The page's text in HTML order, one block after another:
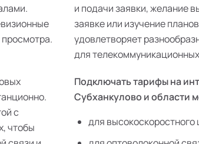
с
чтобы
и подачи заявки, желание
заявке или изучение
удовлетворяет
для
Подключать тарифы на
Субханкулово и области
для высокоскоростного